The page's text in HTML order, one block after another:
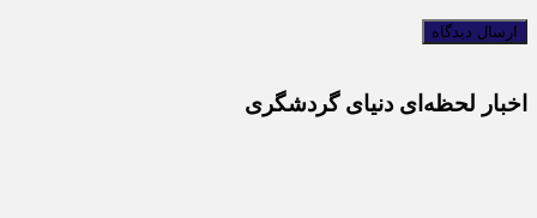
اخبار لحظه‌ای دنیای گردشگری